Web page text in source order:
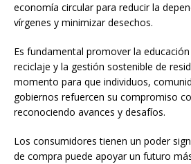
economía circular para reducir la
vírgenes y minimizar desechos.
Es fundamental promover la
reciclaje y la gestión sostenible de
momento para que individuos,
gobiernos refuercen su compromiso
reconociendo avances y desafíos.
Los consumidores tienen un poder
de compra puede apoyar un futuro